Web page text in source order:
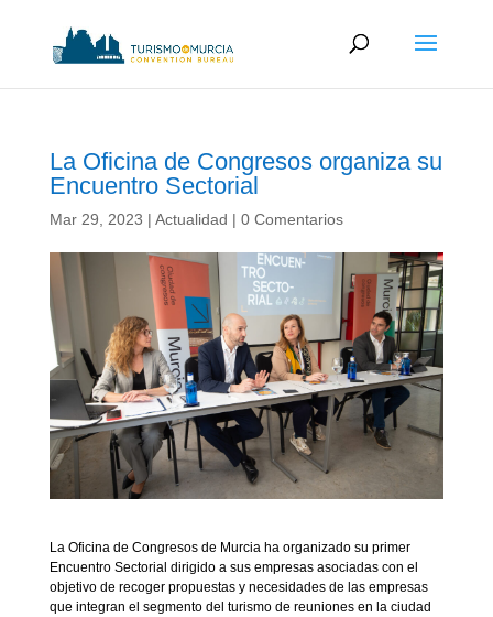
La Oficina de Congresos organiza su
Encuentro Sectorial
Mar 29, 2023 | Actualidad | 0 Comentarios
La Oficina de Congresos de Murcia ha organizado su primer
Encuentro Sectorial dirigido a sus empresas asociadas con el
objetivo de recoger propuestas y necesidades de las empresas
que integran el segmento del turismo de reuniones en la ciudad